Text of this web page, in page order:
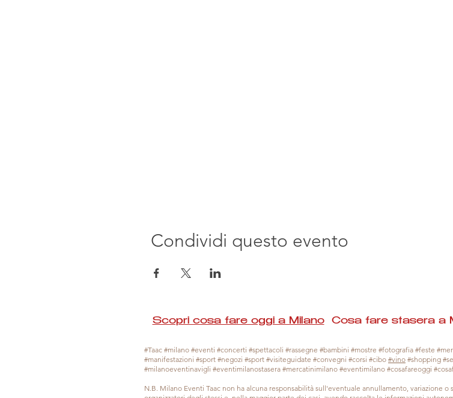
Condividi questo evento
Scopri cosa fare oggi a MilanoCosa fare stasera a
#Taac #milano #eventi #concerti #spettacoli #rassegne #bambini #mostre #fotografia #feste
#manifestazioni #sport #negozi #sport #visiteguidate #convegni #corsi #cibo #vino #shopping
#milanoeventinavigli #eventimilanostasera #mercatinimilano #eventimilano #cosafareoggi
N.B. Milano Eventi Taac non ha alcuna responsabilità sull'eventuale annullamento, variazione